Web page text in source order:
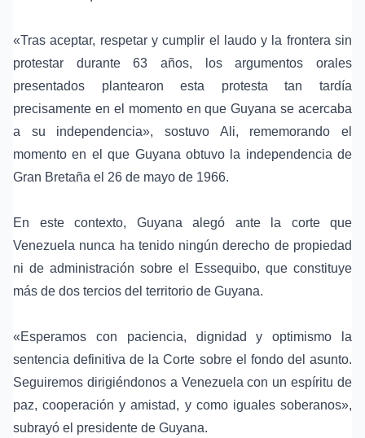
«Tras aceptar, respetar y cumplir el laudo y la frontera sin
protestar durante 63 años, los argumentos orales
presentados plantearon esta protesta tan tardía
precisamente en el momento en que Guyana se acercaba
a su independencia», sostuvo Ali, rememorando el
momento en el que Guyana obtuvo la independencia de
Gran Bretaña el 26 de mayo de 1966.
En este contexto, Guyana alegó ante la corte que
Venezuela nunca ha tenido ningún derecho de propiedad
ni de administración sobre el Essequibo, que constituye
más de dos tercios del territorio de Guyana.
«Esperamos con paciencia, dignidad y optimismo la
sentencia definitiva de la Corte sobre el fondo del asunto.
Seguiremos dirigiéndonos a Venezuela con un espíritu de
paz, cooperación y amistad, y como iguales soberanos»,
subrayó el presidente de Guyana.